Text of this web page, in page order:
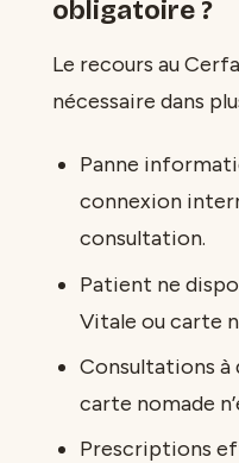
obligatoire ?
Le recours au
nécessaire dans
Panne
connexion
consultation.
Patient ne
Vitale ou carte
Consultations à
carte nomade
Prescriptions